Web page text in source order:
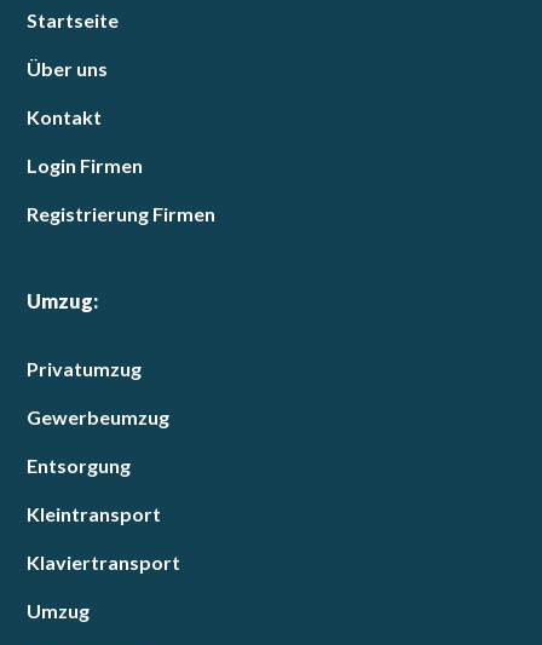
Startseite
Über uns
Kontakt
Login Firmen
Registrierung Firmen
Umzug:
Privatumzug
Gewerbeumzug
Entsorgung
Kleintransport
Klaviertransport
Umzug